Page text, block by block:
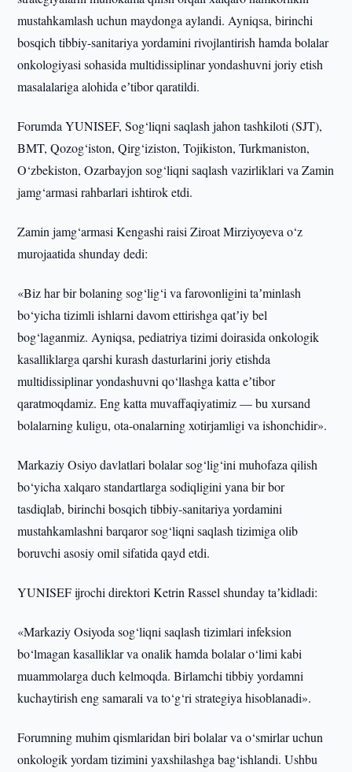
mustahkamlash uchun maydonga aylandi. Ayniqsa, birinchi
bosqich tibbiy-sanitariya yordamini rivojlantirish hamda bolalar
onkologiyasi sohasida multidissiplinar yondashuvni joriy etish
masalalariga alohida eʼtibor qaratildi.
Forumda YUNISEF, Sog‘liqni saqlash jahon tashkiloti (SJT),
BMT, Qozog‘iston, Qirg‘iziston, Tojikiston, Turkmaniston,
O‘zbekiston, Ozarbayjon sog‘liqni saqlash vazirliklari va Zamin
jamg‘armasi rahbarlari ishtirok etdi.
Zamin jamg‘armasi Kengashi raisi Ziroat Mirziyoyeva o‘z
murojaatida shunday dedi:
«Biz har bir bolaning sog‘lig‘i va farovonligini taʼminlash
bo‘yicha tizimli ishlarni davom ettirishga qatʼiy bel
bog‘laganmiz. Ayniqsa, pediatriya tizimi doirasida onkologik
kasalliklarga qarshi kurash dasturlarini joriy etishda
multidissiplinar yondashuvni qo‘llashga katta eʼtibor
qaratmoqdamiz. Eng katta muvaffaqiyatimiz — bu xursand
bolalarning kuligu, ota-onalarning xotirjamligi va ishonchidir».
Markaziy Osiyo davlatlari bolalar sog‘lig‘ini muhofaza qilish
bo‘yicha xalqaro standartlarga sodiqligini yana bir bor
tasdiqlab, birinchi bosqich tibbiy-sanitariya yordamini
mustahkamlashni barqaror sog‘liqni saqlash tizimiga olib
boruvchi asosiy omil sifatida qayd etdi.
YUNISEF ijrochi direktori Ketrin Rassel shunday taʼkidladi:
«Markaziy Osiyoda sog‘liqni saqlash tizimlari infeksion
bo‘lmagan kasalliklar va onalik hamda bolalar o‘limi kabi
muammolarga duch kelmoqda. Birlamchi tibbiy yordamni
kuchaytirish eng samarali va to‘g‘ri strategiya hisoblanadi».
Forumning muhim qismlaridan biri bolalar va o‘smirlar uchun
onkologik yordam tizimini yaxshilashga bag‘ishlandi. Ushbu